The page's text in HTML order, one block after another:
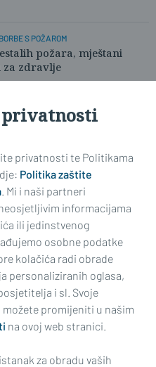
S POŽAROM
požara, mještani
za zdravlje
OD ZORE NA SIZIFOVOM ZADATKU
koja svako malo gori
ČLANKE
Politika privatnosti
Suradnici
privatnosti
privatnosti te Politikama
Politika zaštite
. Mi i naši partneri
informacijama
ili jedinstvenog
osobne podatke
kolačića radi obrade
personaliziranih oglasa,
i sl. Svoje
promijeniti u našim
na ovoj web stranici.
za obradu vaših